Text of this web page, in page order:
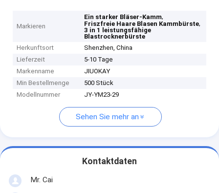
Markieren
Ein starker Bläser-Kamm,
Friszfreie Haare Blasen Kammbürste,
3 in 1 leistungsfähige
Blastrocknerbürste
Herkunftsort
Shenzhen, China
Lieferzeit
5-10 Tage
Markenname
JIUOKAY
Min Bestellmenge
500 Stück
Modellnummer
JY-YM23-29
Sehen Sie mehr an
Kontaktdaten
Mr. Cai